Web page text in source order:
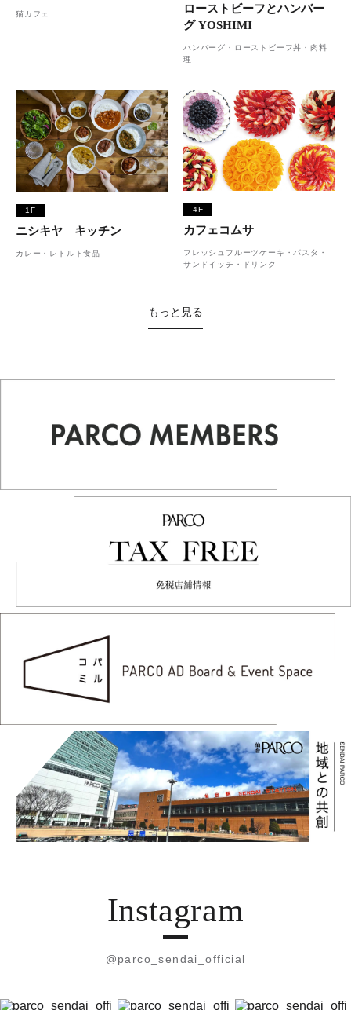
猫カフェ
ローストビーフとハンバー
グ YOSHIMI
ハンバーグ・ローストビーフ丼・肉料
理
1F
ニシキヤ キッチン
カレー・レトルト食品
4F
カフェコムサ
フレッシュフルーツケーキ・パスタ・
サンドイッチ・ドリンク
もっと見る
Instagram
@parco_sendai_official